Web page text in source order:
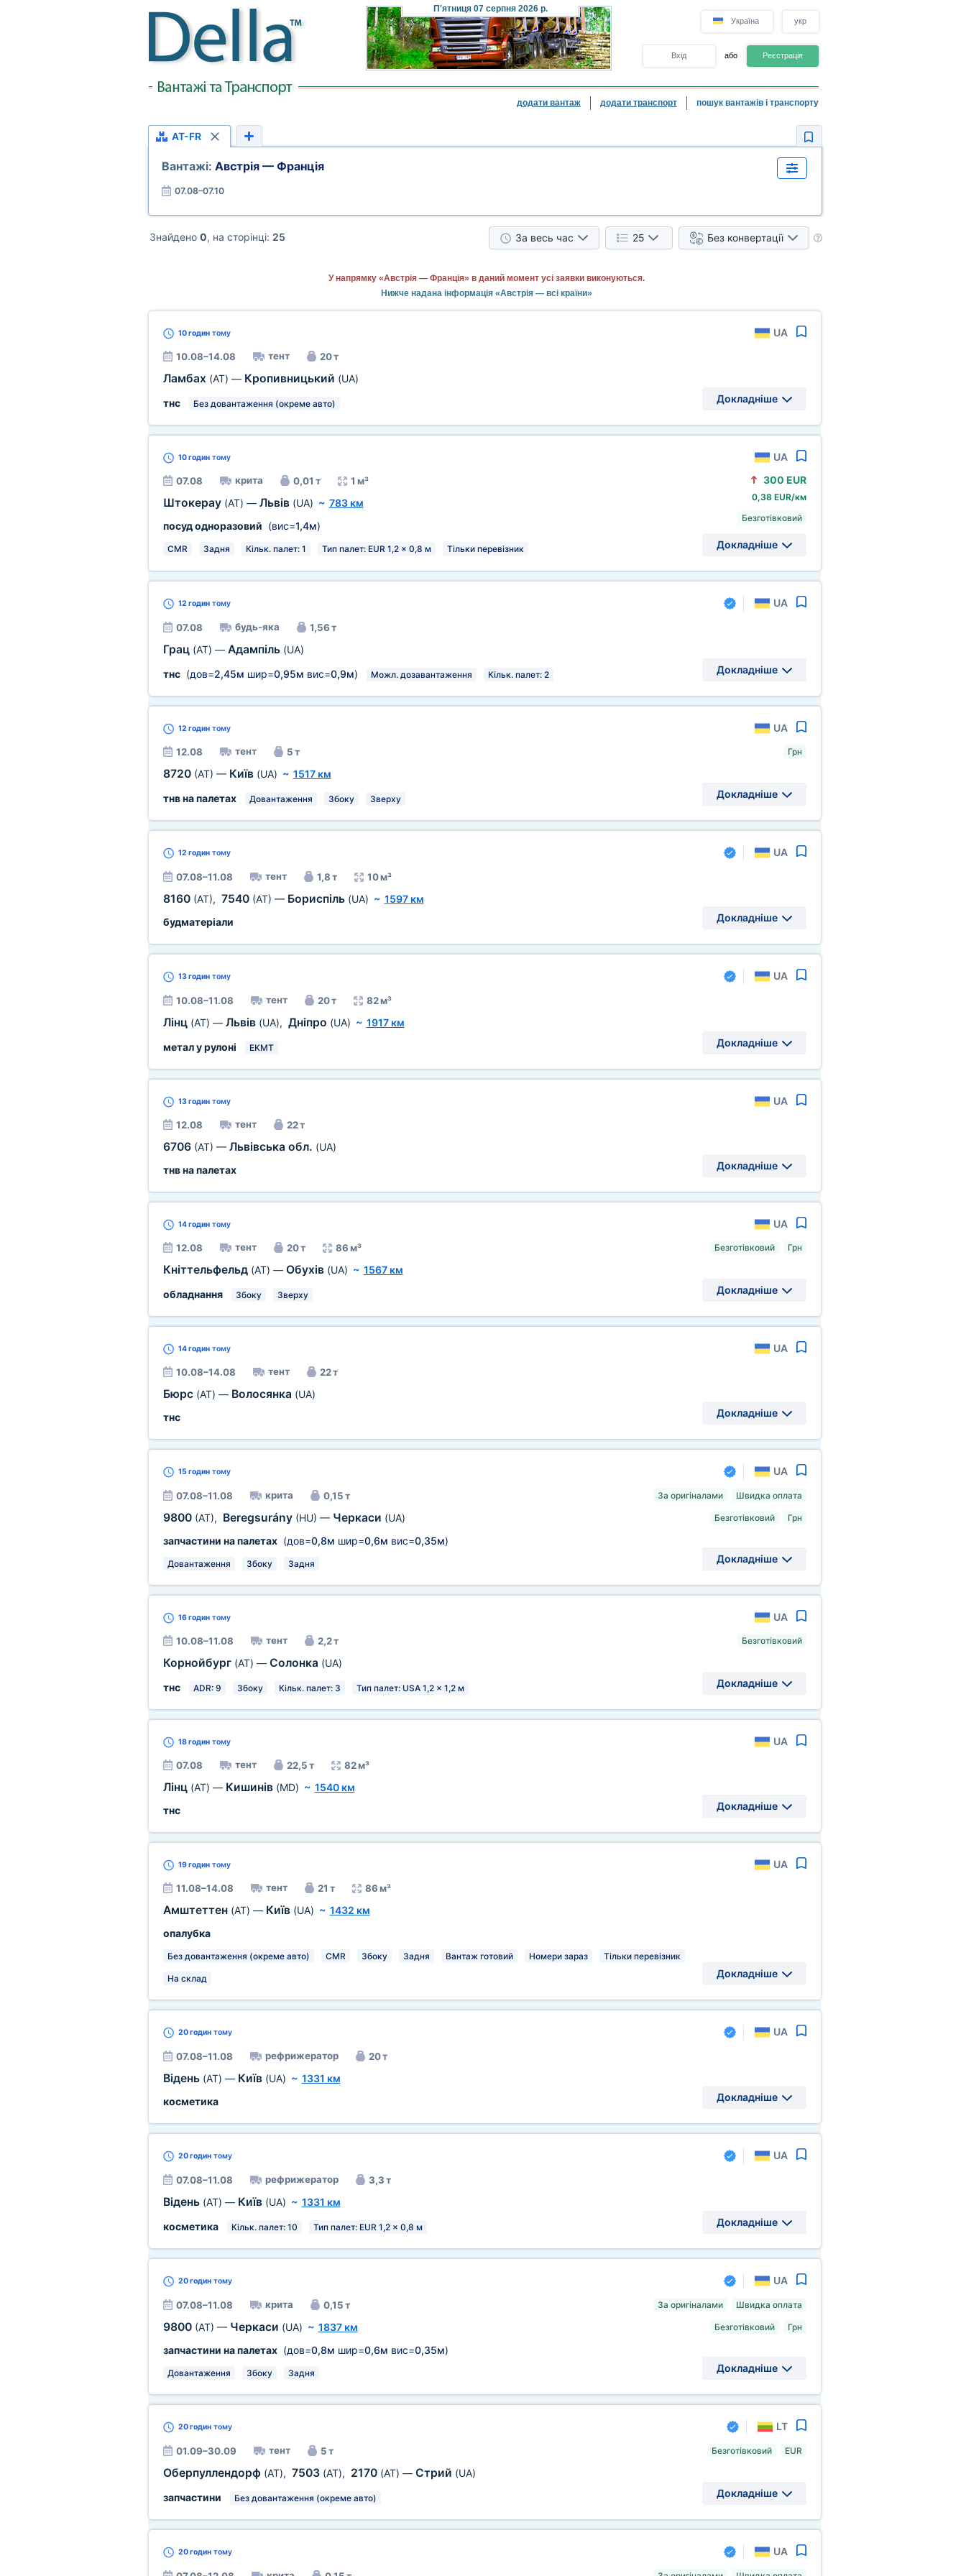
П'ятниця07 серпня 2026 р.
Україна укр
Вхід або Реєстрація
додати вантаж додати транспорт пошук вантажів і транспорту
AT-FR
Вантажі: Австрія — Франція
07.08–07.10
Знайдено 0, на сторінці: 25 За весь час 25 Без конвертації
У напрямку «Австрія — Франція» в даний момент усі заявки виконуються.
Нижче надана інформація «Австрія — всі країни»
10 годинтому UA
10.08–14.08 тент 20 т
Ламбах (AT) — Кропивницький (UA)
тнс
Без довантаження (окреме авто) Докладніше
10 годинтому UA
07.08 крита 0,01 т 1 м³
Штокерау (AT) — Львів (UA) ~ 783 км
посуд одноразовий (вис=1,4м)
CMR Задня Кільк. палет: 1 Тип палет: EUR 1,2 x 0,8 м Тільки перевізник
300 EUR
0,38 EUR/км
Безготівковий
Докладніше
12 годинтому UA
07.08 будь-яка 1,56 т
Грац (AT) — Адампіль (UA)
тнс(дов=2,45м шир=0,95м вис=0,9м) Можл. дозавантаження Кільк. палет: 2 Докладніше
12 годинтому UA
12.08 тент 5 т
8720 (AT) — Київ (UA) ~ 1517 км
тнв на палетах
Довантаження Збоку Зверху
Грн
Докладніше
12 годинтому UA
07.08–11.08 тент 1,8 т 10 м³
8160 (AT), 7540 (AT) — Бориспіль (UA) ~ 1597 км
будматеріали
Докладніше
13 годинтому UA
10.08–11.08 тент 20 т 82 м³
Лінц (AT) — Львів (UA), Дніпро (UA) ~ 1917 км
метал у рулоні
EKMT Докладніше
13 годинтому UA
12.08 тент 22 т
6706 (AT) — Львівська обл. (UA)
тнв на палетах
Докладніше
14 годинтому UA
12.08 тент 20 т 86 м³
Кніттельфельд (AT) — Обухів (UA) ~ 1567 км
обладнання
Збоку Зверху
Безготівковий Грн
Докладніше
14 годинтому UA
10.08–14.08 тент 22 т
Бюрс (AT) — Волосянка (UA)
тнс
Докладніше
15 годинтому UA
07.08–11.08 крита 0,15 т
9800 (AT), Beregsurány (HU) — Черкаси (UA)
запчастини на палетах(дов=0,8м шир=0,6м вис=0,35м)
Довантаження Збоку Задня
За оригіналами Швидка оплата
Безготівковий Грн
Докладніше
16 годинтому UA
10.08–11.08 тент 2,2 т
Корнойбург (AT) — Солонка (UA)
тнс
ADR: 9 Збоку Кільк. палет: 3 Тип палет: USA 1,2 x 1,2 м
Безготівковий
Докладніше
18 годинтому UA
07.08 тент 22,5 т 82 м³
Лінц (AT) — Кишинів (MD) ~ 1540 км
тнс
Докладніше
19 годинтому UA
11.08–14.08 тент 21 т 86 м³
Амштеттен (AT) — Київ (UA) ~ 1432 км
опалубка
Без довантаження (окреме авто) CMR Збоку Задня Вантаж готовий Номери зараз Тільки перевізник
На склад Докладніше
20 годинтому UA
07.08–11.08 рефрижератор 20 т
Відень (AT) — Київ (UA) ~ 1331 км
косметика
Докладніше
20 годинтому UA
07.08–11.08 рефрижератор 3,3 т
Відень (AT) — Київ (UA) ~ 1331 км
косметика
Кільк. палет: 10 Тип палет: EUR 1,2 x 0,8 м Докладніше
20 годинтому UA
07.08–11.08 крита 0,15 т
9800 (AT) — Черкаси (UA) ~ 1837 км
запчастини на палетах(дов=0,8м шир=0,6м вис=0,35м)
Довантаження Збоку Задня
За оригіналами Швидка оплата
Безготівковий Грн
Докладніше
20 годинтому LT
01.09–30.09 тент 5 т
Оберпуллендорф (AT), 7503 (AT), 2170 (AT) — Стрий (UA)
запчастини
Без довантаження (окреме авто)
Безготівковий EUR
Докладніше
20 годинтому UA